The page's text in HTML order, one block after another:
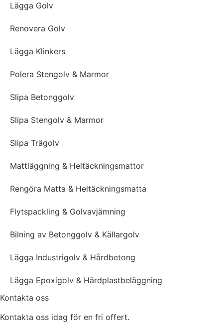
Lägga Golv
Renovera Golv
Lägga Klinkers
Polera Stengolv & Marmor
Slipa Betonggolv
Slipa Stengolv & Marmor
Slipa Trägolv
Mattläggning & Heltäckningsmattor
Rengöra Matta & Heltäckningsmatta
Flytspackling & Golvavjämning
Bilning av Betonggolv & Källargolv
Lägga Industrigolv & Hårdbetong
Lägga Epoxigolv & Härdplastbeläggning
Kontakta oss
Kontakta oss idag för en fri offert.